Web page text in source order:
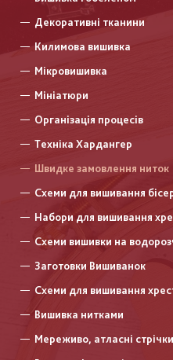
Декоративні тканини
Килимова вишивка
Мікровишивка
Мініатюри
Організація процесів
Техніка Хардангер
Швидке замовлення ниток
Схеми для вишивання
Набори для вишивання
Схеми вишивки на
Заготовки Вишиванок
Схеми для вишивання
Вишивка нитками
Мереживо, атласні стрічки